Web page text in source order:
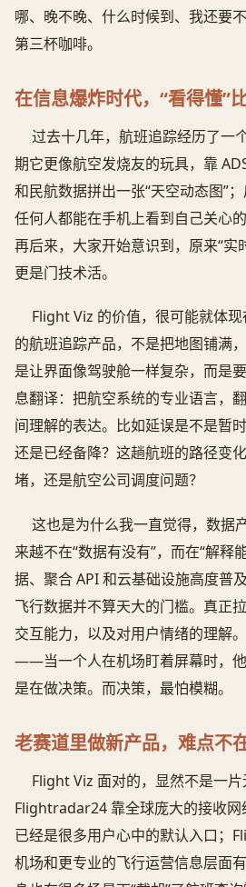
哪、晚不晚、什么时候到、我还要
第三杯咖啡。
在信息爆炸时代，“看得懂”
过去十几年，航班追踪经历了一
期它更像航空发烧友的玩具，靠
和民航数据拼出一张“天空动态图”
任何人都能在手机上看到自己关心
再后来，大家开始意识到，原来“实
更是门技术活。
Flight Viz 的价值，很可能就体
的航班追踪产品，不是把地图铺满
是让界面像驾驶舱一样复杂，而是
息翻译：把航空系统的专业语言，
间理解的表达。比如延误是不是暂
还是已经备降？这趟航班的路径变
堵，还是航空公司调度问题？
这也是为什么我一直觉得，数据
来越不在“数据有没有”，而在“解释
据、聚合 API 和云基础设施高度普
飞行数据并不算天大的门槛。真正
交互能力，以及对用户情绪的理解
——当一个人在机场盯着屏幕时，
是在做决策。而决策，最怕模糊。
老赛道里做新产品，难点不
Flight Viz 面对的，显然不是一片
Flightradar24 靠全球庞大的接收网
已经是很多用户心中的默认入口；
机场和更专业的飞行运营信息层面